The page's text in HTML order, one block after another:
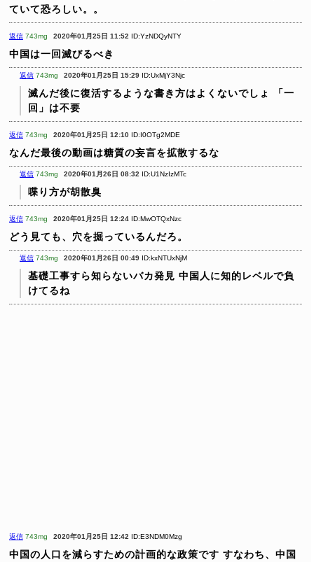
ていて恐ろしい。。
返信 743mg 2020年01月25日 11:52 ID:YzNDQyNTY
中国は一回滅びるべき
返信 743mg 2020年01月25日 15:29 ID:UxMjY3Njc
滅んだ後に復活するような書き方はよくないでしょ
「一
回」は不要
返信 743mg 2020年01月25日 12:10 ID:I0OTg2MDE
なんだ最後の動画は糖質の妄言を拡散するな
返信 743mg 2020年01月26日 08:32 ID:U1NzIzMTc
喋り方が胡散臭
返信 743mg 2020年01月25日 12:24 ID:MwOTQxNzc
どう見ても、穴を掘っているんだろ。
返信 743mg 2020年01月26日 00:49 ID:kxNTUxNjM
基礎工事すら知らないバカ発見 中国人に知的レベルで負
けてるね
返信 743mg 2020年01月25日 12:42 ID:E3NDM0Mzg
中国の人口を減らすための計画的な政策です すなわち、中国